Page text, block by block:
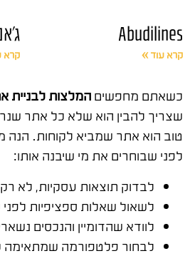
Abudilines
קרא עוד » קרא
כשאתם מחפשיםהמלצות לבניית
שצריך להבין הוא שלא כל אתר
טוב הוא אתר שמביא לקוחות.
לפני שבוחרים את מי שיבנה אותו:
לבדוק תוצאות עסקיות, לא רק
לשאול שאלות ספציפיות
לוודא שהדומיין והנכסים
לבחור פלטפורמה שמתאימה